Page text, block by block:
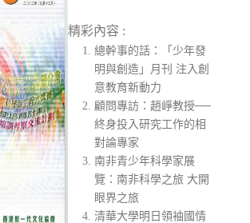
精彩內容 :
總幹事的話：「少年發
明與創造」月刊 注入創
意教育新動力
顧問專訪：趙崢教授──
終身投入研究工作的相
對論專家
南非青少年科學家展
覽：南非科學之旅 大開
眼界之旅
清華大學明日領袖國情